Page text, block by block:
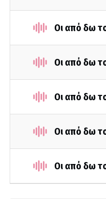
Οι από δω
Οι από δω
Οι από δω
Οι από δω
Οι από δω